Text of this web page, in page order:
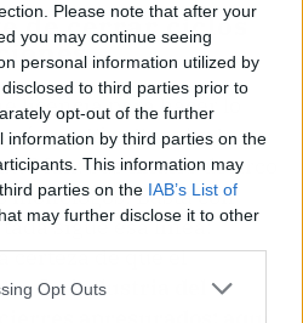
Please note that after your
you may continue seeing
personal information utilized by
to third parties prior to
opt-out of the further
information by third parties on the
This information may
parties on the IAB’s List of
may further disclose it to other
Opt Outs
de cerrar ciclos
licencia para hacer lo
conFire Punchy lo
Man: sus finales de arco
monólogos. Basta con
sigue esa línea:
certeza de que el
La industria del